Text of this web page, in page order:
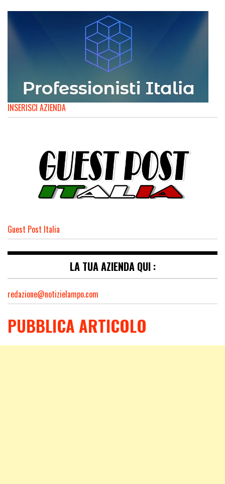
INSERISCI AZIENDA
Guest Post Italia
LA TUA AZIENDA QUI :
redazione@notizielampo.com
PUBBLICA ARTICOLO